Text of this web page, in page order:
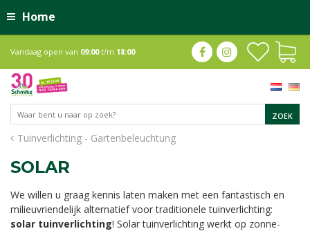
Home
Tuinverlichting - Gartenbeleuchtung
Vandaag open van 09:00t/m 18:00
SOLAR
We willen u graag kennis laten maken met een fantastisch en
milieuvriendelijk alternatief voor traditionele tuinverlichting:
solar tuinverlichting! Solar tuinverlichting werkt op zonne-